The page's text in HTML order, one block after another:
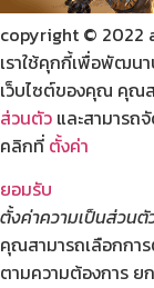
copyright © 2022
เราใช้คุกกี้เพื่อพัฒน
เว็บไซต์ของคุณ คุณ
ส่วนตัว และสามารถ
คลิกที่ ตั้งค่า
ยอมรับ
ตั้งค่าความเป็นส่วนตั
คุณสามารถเลือกกา
ตามความต้องการ ย